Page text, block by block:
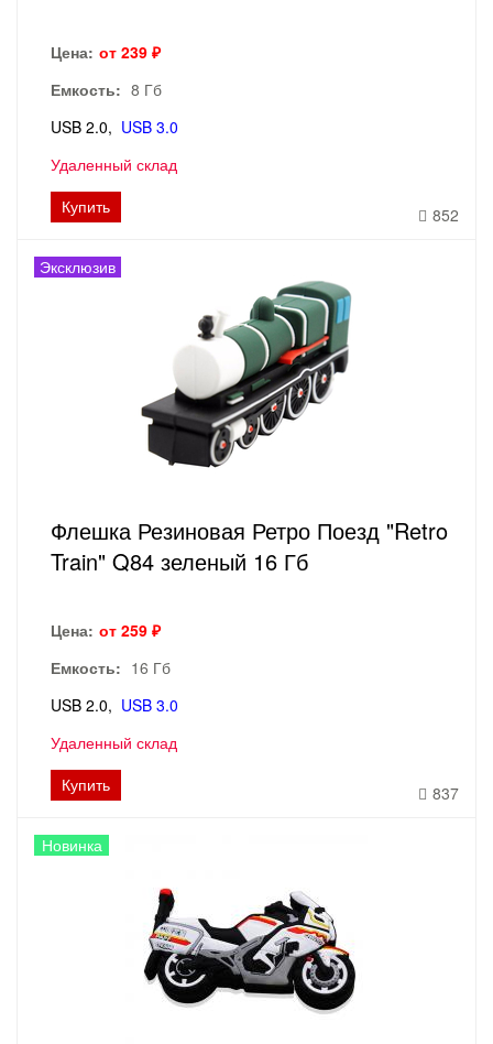
Цена: от 239 ₽
Емкость: 8 Гб
USB 2.0
USB 3.0
Удаленный склад
Купить
852
Эксклюзив
Флешка Резиновая Ретро Поезд "Retro
Train" Q84 зеленый 16 Гб
Цена: от 259 ₽
Емкость: 16 Гб
USB 2.0
USB 3.0
Удаленный склад
Купить
837
Новинка